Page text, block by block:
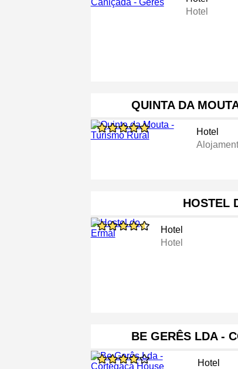
Hotel
QUINTA DA
Hotel
HOSTEL
Hotel
Hotel
BE GERÊS LDA -
Hotel